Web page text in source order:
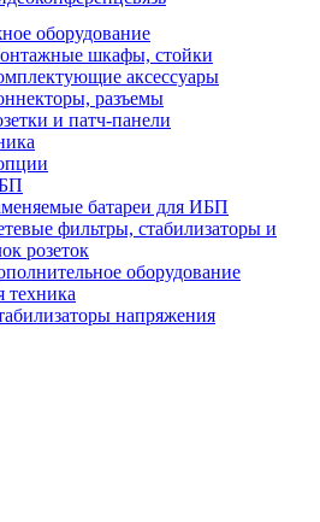
оборудование
шкафы, стойки
аксессуары
разъемы
и патч-панели
батареи для ИБП
фильтры, стабилизаторы и
розеток
оборудование
техника
напряжения